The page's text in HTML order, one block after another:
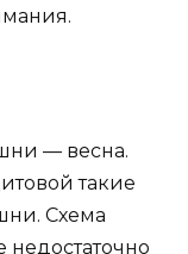
— весна.
такие
Схема
недостаточно